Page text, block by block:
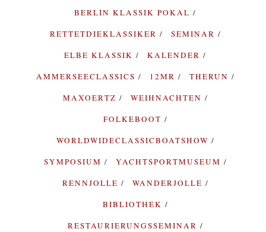
BERLIN KLASSIK POKAL
RETTETDIEKLASSIKER
SEMINAR
ELBE KLASSIK
KALENDER
AMMERSEECLASSICS
12MR
THERUN
MAXOERTZ
WEIHNACHTEN
FOLKEBOOT
WORLDWIDECLASSICBOATSHOW
SYMPOSIUM
YACHTSPORTMUSEUM
RENNJOLLE
WANDERJOLLE
BIBLIOTHEK
RESTAURIERUNGSSEMINAR